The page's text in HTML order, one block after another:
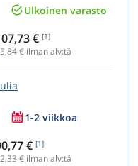
Ulkoinen varasto
€ [1]
€ ilman alv:tä
1-2 viikkoa
€ [1]
€ ilman alv:tä